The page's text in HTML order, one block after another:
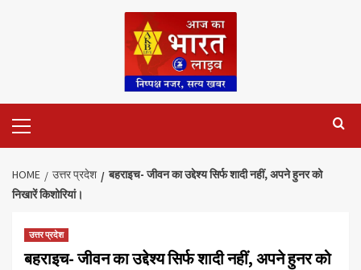
Menu
HOME उत्तर प्रदेश
बहराइच- जीवन का उद्देश्य सिर्फ शादी नहीं, अपने हुनर को
निखारें किशोरियां।
उत्तर प्रदेश
बहराइच- जीवन का उद्देश्य सिर्फ शादी नहीं, अपने हुनर को